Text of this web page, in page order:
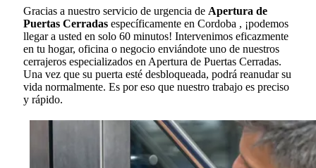
Gracias a nuestro servicio de urgencia de Apertura de
Puertas Cerradas específicamente en Cordoba , ¡podemos
llegar a usted en solo 60 minutos! Intervenimos eficazmente
en tu hogar, oficina o negocio enviándote uno de nuestros
cerrajeros especializados en Apertura de Puertas Cerradas.
Una vez que su puerta esté desbloqueada, podrá reanudar su
vida normalmente. Es por eso que nuestro trabajo es preciso
y rápido.